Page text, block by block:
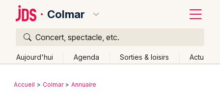
Colmar
Concert, spectacle, etc.
Aujourd'hui Agenda Sorties & loisirs Actu
Publier un événement
Retour
Accueil Colmar Annuaire
Quoi ?
Où ?